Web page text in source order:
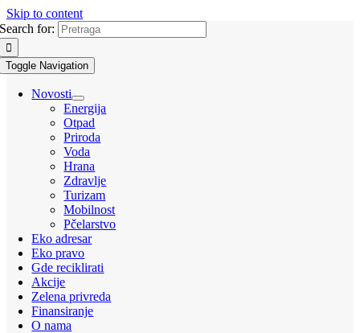
Skip to content
Search for:
Toggle Navigation
Novosti
Energija
Otpad
Priroda
Voda
Hrana
Zdravlje
Turizam
Mobilnost
Pčelarstvo
Eko adresar
Eko pravo
Gde reciklirati
Akcije
Zelena privreda
Finansiranje
O nama